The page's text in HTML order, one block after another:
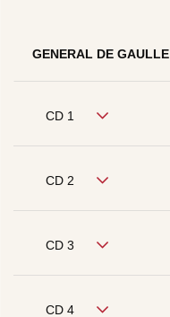
GENERAL DE GAULLE
CD 1
CD 2
CD 3
CD 4